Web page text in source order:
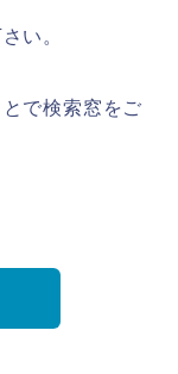
い。
で検索窓をご